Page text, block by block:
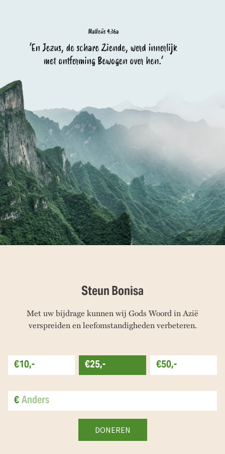
Steun Bonisa
Met uw bijdrage kunnen wij Gods Woord in Azië
verspreiden en leefomstandigheden verbeteren.
€10,- €25,-
€50,-
€